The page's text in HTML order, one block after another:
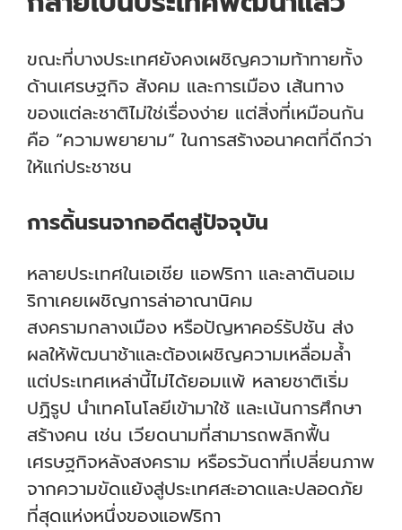
ขณะที่บางประเทศยังคงเผชิญความท้าทายทั้ง
ด้านเศรษฐกิจ สังคม และการเมือง เส้นทาง
ของแต่ละชาติไม่ใช่เรื่องง่าย แต่สิ่งที่เหมือนกัน
คือ “ความพยายาม” ในการสร้างอนาคตที่ดีกว่า
ให้แก่ประชาชน
การดิ้นรนจากอดีตสู่ปัจจุบัน
หลายประเทศในเอเชีย แอฟริกา และลาตินอเม
ริกาเคยเผชิญการล่าอาณานิคม
สงครามกลางเมือง หรือปัญหาคอร์รัปชัน ส่ง
ผลให้พัฒนาช้าและต้องเผชิญความเหลื่อมล้ำ
แต่ประเทศเหล่านี้ไม่ได้ยอมแพ้ หลายชาติเริ่ม
ปฏิรูป นำเทคโนโลยีเข้ามาใช้ และเน้นการศึกษา
สร้างคน เช่น เวียดนามที่สามารถพลิกฟื้น
เศรษฐกิจหลังสงคราม หรือรวันดาที่เปลี่ยนภาพ
จากความขัดแย้งสู่ประเทศสะอาดและปลอดภัย
ที่สุดแห่งหนึ่งของแอฟริกา